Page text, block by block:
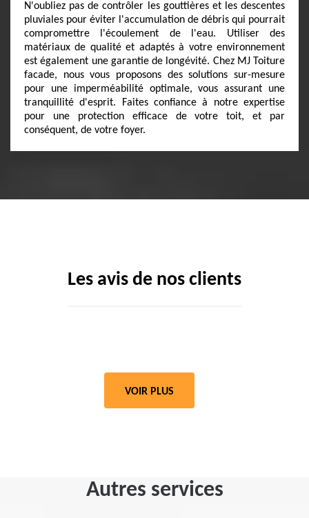
N'oubliez pas de contrôler les gouttières et les descentes
pluviales pour éviter l'accumulation de débris qui pourrait
compromettre l'écoulement de l'eau. Utiliser des
matériaux de qualité et adaptés à votre environnement
est également une garantie de longévité. Chez MJ Toiture
facade, nous vous proposons des solutions sur-mesure
pour une imperméabilité optimale, vous assurant une
tranquillité d'esprit. Faites confiance à notre expertise
pour une protection efficace de votre toit, et par
conséquent, de votre foyer.
Les avis de nos clients
VOIR PLUS
Autres services